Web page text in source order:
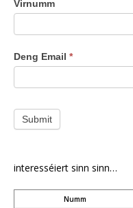
Virnumm
Deng Email *
Submit
interesséiert sinn sinn…
Numm